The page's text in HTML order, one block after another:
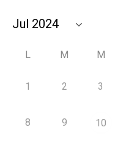
L M M
1 2 3
8 9 10